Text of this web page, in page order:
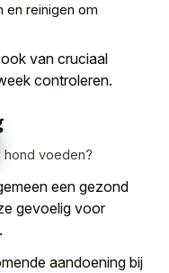
en reinigen om
van cruciaal
controleren.
voeden?
een gezond
gevoelig voor
aandoening bij